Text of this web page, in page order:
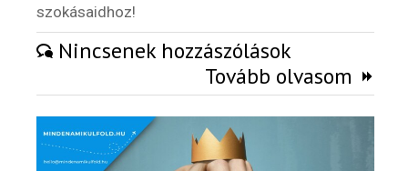
szokásaidhoz!
Nincsenek hozzászólások
Tovább olvasom